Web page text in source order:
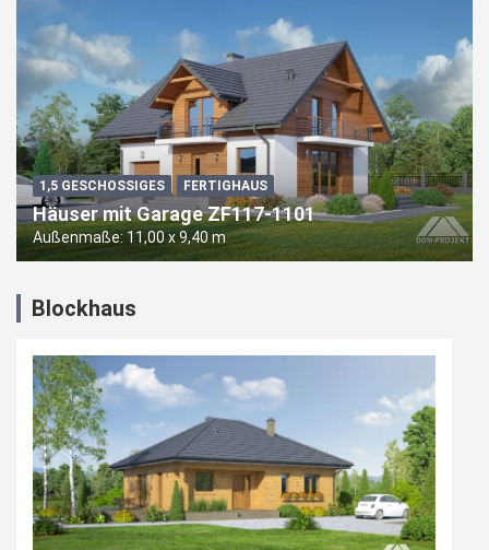
1,5 GESCHOSSIGES FERTIGHAUS
Häuser mit Garage ZF117-1101
Außenmaße: 11,00 x 9,40 m
Blockhaus